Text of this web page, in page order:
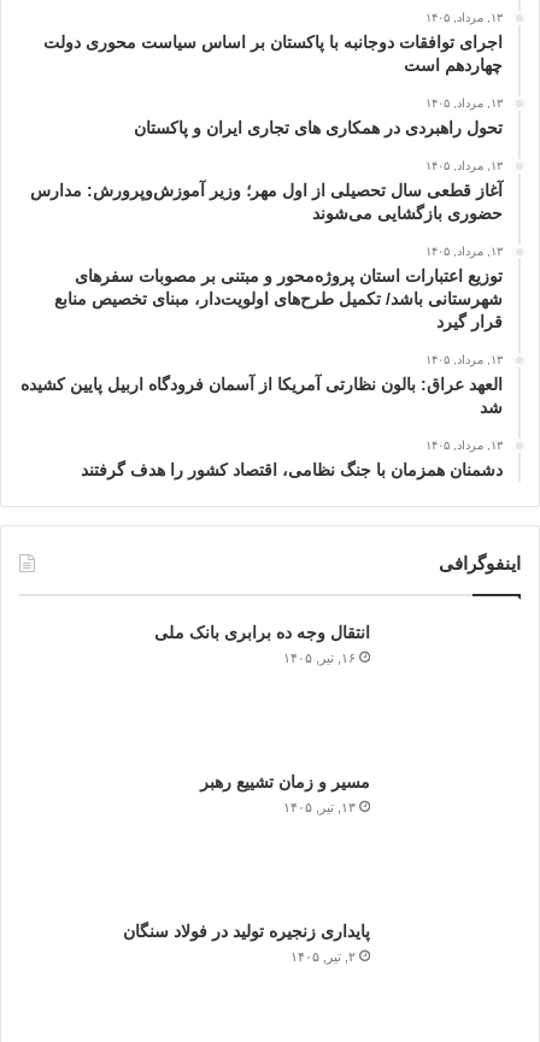
۱۳, مرداد, ۱۴۰۵
اجرای توافقات دوجانبه با پاکستان بر اساس سیاست محوری دولت
چهاردهم است
۱۳, مرداد, ۱۴۰۵
تحول راهبردی در همکاری های تجاری ایران و پاکستان
۱۳, مرداد, ۱۴۰۵
آغاز قطعی سال تحصیلی از اول مهر؛ وزیر آموزش‌وپرورش: مدارس
حضوری بازگشایی می‌شوند
۱۳, مرداد, ۱۴۰۵
توزیع اعتبارات استان پروژه‌محور و مبتنی بر مصوبات سفرهای
شهرستانی باشد/ تکمیل طرح‌های اولویت‌دار، مبنای تخصیص منابع
قرار گیرد
۱۳, مرداد, ۱۴۰۵
العهد عراق: بالون نظارتی آمریکا از آسمان فرودگاه اربیل پایین کشیده
شد
۱۳, مرداد, ۱۴۰۵
دشمنان همزمان با جنگ نظامی، اقتصاد کشور را هدف گرفتند
اینفوگرافی
انتقال وجه ده برابری بانک ملی
۱۶, تیر, ۱۴۰۵
مسیر و زمان تشییع رهبر
۱۳, تیر, ۱۴۰۵
پایداری زنجیره تولید در فولاد سنگان
۲, تیر, ۱۴۰۵